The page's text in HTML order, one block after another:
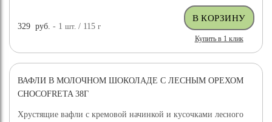
329 руб. - 1шт. / 115г
Купить в 1 клик
ВАФЛИ В МОЛОЧНОМ ШОКОЛАДЕ С ЛЕСНЫМ ОРЕХОМ
CHOCOFRETA 38Г
Хрустящие вафли с кремовой начинкой и кусочками лесного